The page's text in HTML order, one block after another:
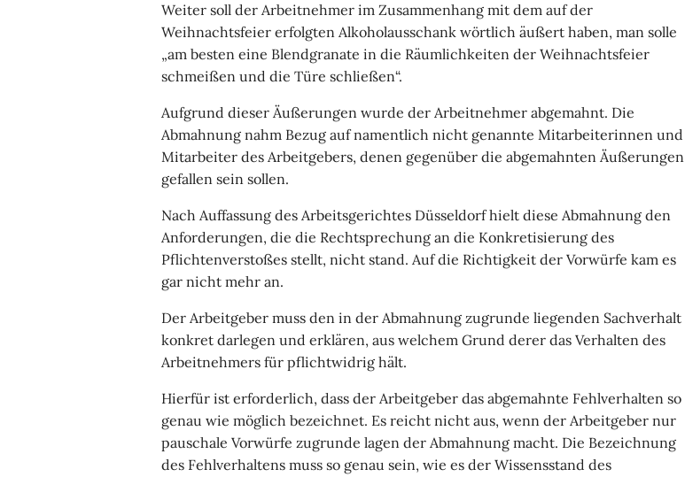
Weiter soll der Arbeitnehmer im Zusammenhang mit dem auf der
Weihnachtsfeier erfolgten Alkoholausschank wörtlich äußert haben, man solle
„am besten eine Blendgranate in die Räumlichkeiten der Weihnachtsfeier
schmeißen und die Türe schließen“.
Aufgrund dieser Äußerungen wurde der Arbeitnehmer abgemahnt. Die
Abmahnung nahm Bezug auf namentlich nicht genannte Mitarbeiterinnen und
Mitarbeiter des Arbeitgebers, denen gegenüber die abgemahnten Äußerungen
gefallen sein sollen.
Nach Auffassung des Arbeitsgerichtes Düsseldorf hielt diese Abmahnung den
Anforderungen, die die Rechtsprechung an die Konkretisierung des
Pflichtenverstoßes stellt, nicht stand. Auf die Richtigkeit der Vorwürfe kam es
gar nicht mehr an.
Der Arbeitgeber muss den in der Abmahnung zugrunde liegenden Sachverhalt
konkret darlegen und erklären, aus welchem Grund derer das Verhalten des
Arbeitnehmers für pflichtwidrig hält.
Hierfür ist erforderlich, dass der Arbeitgeber das abgemahnte Fehlverhalten so
genau wie möglich bezeichnet. Es reicht nicht aus, wenn der Arbeitgeber nur
pauschale Vorwürfe zugrunde lagen der Abmahnung macht. Die Bezeichnung
des Fehlverhaltens muss so genau sein, wie es der Wissensstand des